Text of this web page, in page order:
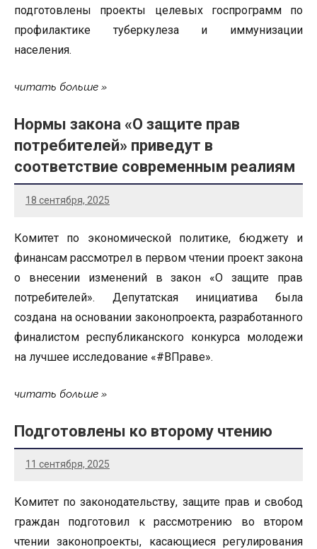
подготовлены проекты целевых госпрограмм по
профилактике туберкулеза и иммунизации
населения.
читать больше
Нормы закона «О защите прав
потребителей» приведут в
соответствие современным реалиям
18 сентября, 2025
Комитет по экономической политике, бюджету и
финансам рассмотрел в первом чтении проект закона
о внесении изменений в закон «О защите прав
потребителей». Депутатская инициатива была
создана на основании законопроекта, разработанного
финалистом республиканского конкурса молодежи
на лучшее исследование «#ВПраве».
читать больше
Подготовлены ко второму чтению
11 сентября, 2025
Комитет по законодательству, защите прав и свобод
граждан подготовил к рассмотрению во втором
чтении законопроекты, касающиеся регулирования